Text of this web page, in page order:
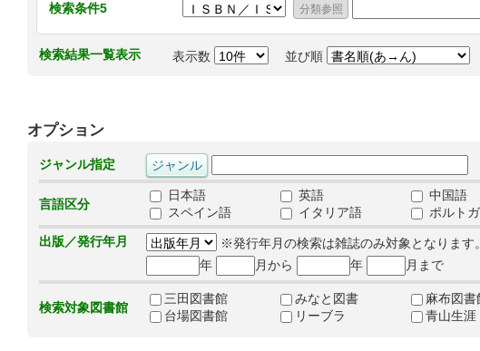
検索条件5
検索結果一覧表示 表示数 並び順
オプション
ジャンル指定
言語区分
日本語 英語 中国語
スペイン語
イタリア語 ポルト
出版／発行年月
※発行年月の検索は雑誌のみ対象となります
年
月から 年 月まで
検索対象図書館
三田図書館 みなと図書 麻布図書
台場図書館
リーブラ 青山生涯